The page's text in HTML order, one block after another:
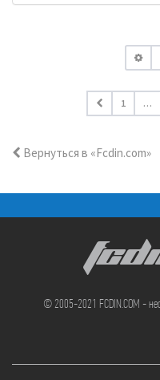
1 …
Вернуться в «Fcdin.com»
© 2005-2021 FCDIN.COM -